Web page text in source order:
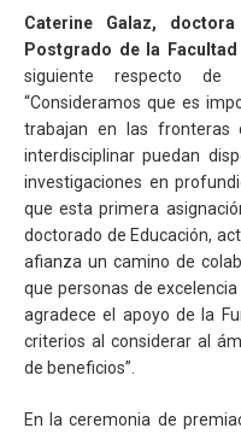
Caterine Galaz,
Postgrado de la
siguiente respecto
“Consideramos que es
trabajan en las fronteras
interdisciplinar puedan
investigaciones en
que esta primera
doctorado de Educación,
afianza un camino de
que personas de
agradece el apoyo de la
criterios al considerar al
de beneficios”.
En la ceremonia de